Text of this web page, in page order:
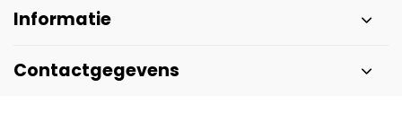
Informatie
Contactgegevens